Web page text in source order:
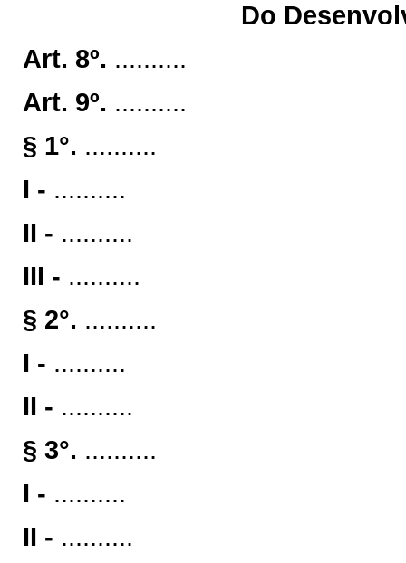
Do
Art. 8º. ..........
Art. 9º. ..........
§ 1°. ..........
I - ..........
II - ..........
III - ..........
§ 2°. ..........
I - ..........
II - ..........
§ 3°. ..........
I - ..........
II - ..........